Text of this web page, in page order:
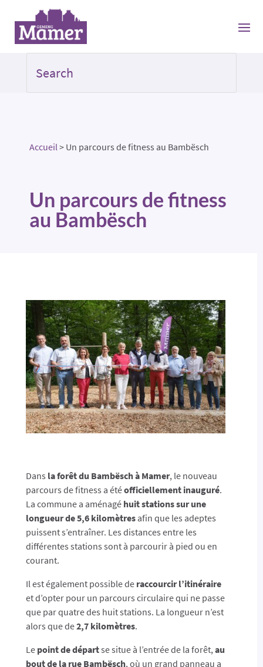
Accueil> Un parcours de fitness au Bambësch
Un parcours de fitness
au Bambësch
Dans la forêt du Bambësch à Mamer, le nouveau
parcours de fitness a étéofficiellement inauguré.
La commune a aménagé huit stations sur une
longueur de 5,6 kilomètresafin que les adeptes
puissent s’entraîner. Les distances entre les
différentes stations sont à parcourir à pied ou en
courant.
Il est également possible de raccourcir l’itinéraire
et d’opter pour un parcours circulaire qui ne passe
que par quatre des huit stations. La longueur n’est
alors que de2,7 kilomètres.
Le point de départse situe à l’entrée de la forêt,au
bout de la rue Bambësch, où un grand panneau a